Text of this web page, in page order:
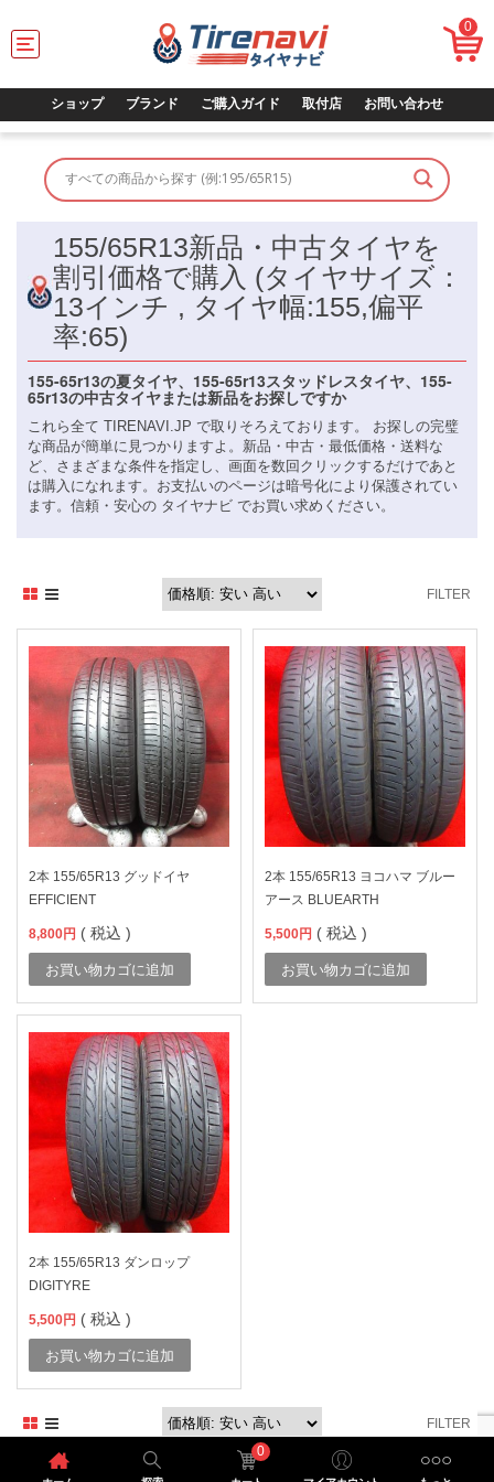
T
o
l
0
ショップ ブランド ご購入ガイド 取付店 お問い合わせ
155/65R13新品・中古タイヤを
割引価格で購入 (タイヤサイズ：
13インチ , タイヤ幅:155,偏平
率:65)
155-65r13の夏タイヤ、155-65r13スタッドレスタイヤ、155-
65r13の中古タイヤまたは新品をお探しですか
これら全て TIRENAVI.JP で取りそろえております。 お探しの完璧
な商品が簡単に見つかりますよ。新品・中古・最低価格・送料な
ど、さまざまな条件を指定し、画面を数回クリックするだけであと
は購入になれます。お支払いのページは暗号化により保護されてい
ます。信頼・安心の タイヤナビ でお買い求めください。
FILTER
2本 155/65R13 グッドイヤ
EFFICIENT
8,800円 ( 税込 )
お買い物カゴに追加
2本 155/65R13 ヨコハマ ブルー
アース BLUEARTH
5,500円 ( 税込 )
お買い物カゴに追加
2本 155/65R13 ダンロップ
DIGITYRE
5,500円 ( 税込 )
お買い物カゴに追加
FILTER
0